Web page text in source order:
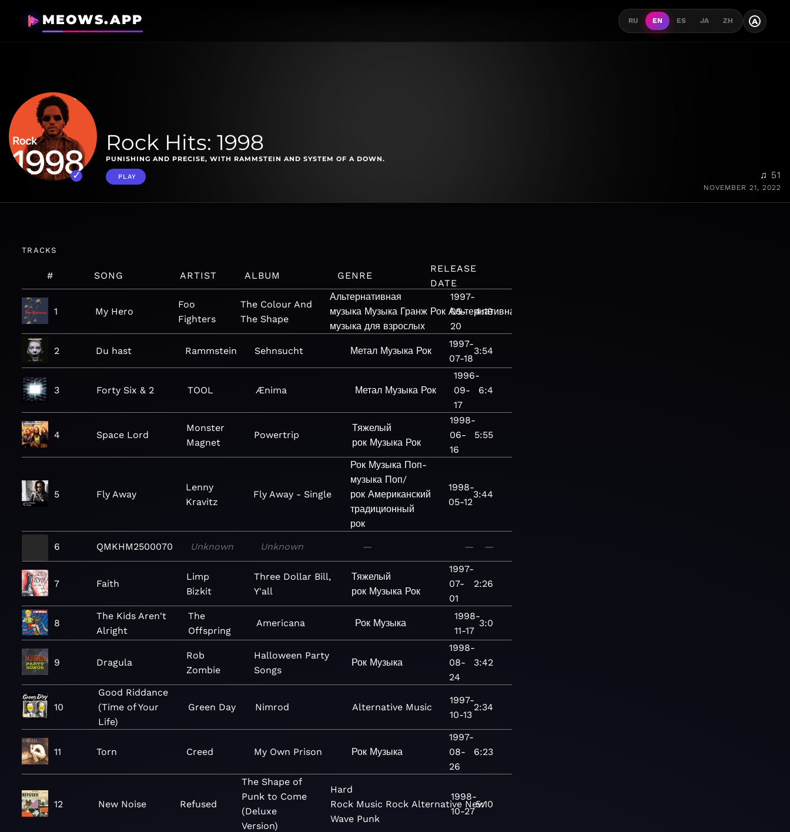
MEOWS.APP RU EN ES JA ZH A
Rock Hits: 1998
PUNISHING AND PRECISE, WITH RAMMSTEIN AND SYSTEM OF A DOWN.
PLAY ♫ 51
NOVEMBER 21, 2022
TRACKS
# SONG ARTIST ALBUM GENRE
RELEASE
DATE
1 My Hero
Foo
Fighters
The Colour And
The Shape
Альтернативная
музыка Музыка Гранж Рок Альтернативная
музыка для взрослых
1997-
05-
20
4:19
2 Du hast Rammstein Sehnsucht Метал Музыка Рок
1997-
07-18
3:54
3 Forty Six & 2 TOOL Ænima Метал Музыка Рок
1996-
09-
17
6:4
4 Space Lord
Monster
Magnet
Powertrip
Тяжелый
рок Музыка Рок
1998-
06-
16
5:55
5 Fly Away
Lenny
Kravitz
Fly Away - Single
Рок Музыка Поп-
музыка Поп/
рок Американский
традиционный
рок
1998-
05-12
3:44
6 QMKHM2500070 Unknown Unknown — — —
7 Faith
Limp
Bizkit
Three Dollar Bill,
Y'all
Тяжелый
рок Музыка Рок
1997-
07-
01
2:26
8
The Kids Aren't
Alright
The
Offspring
Americana Рок Музыка
1998-
11-17
3:0
9 Dragula
Rob
Zombie
Halloween Party
Songs
Рок Музыка
1998-
08-
24
3:42
10
Good Riddance
(Time of Your
Life)
Green Day Nimrod Alternative Music
1997-
10-13
2:34
11 Torn Creed My Own Prison Рок Музыка
1997-
08-
26
6:23
12 New Noise Refused
The Shape of
Punk to Come
(Deluxe
Version)
Hard
Rock Music Rock Alternative New
Wave Punk
1998-
10-27
5:10